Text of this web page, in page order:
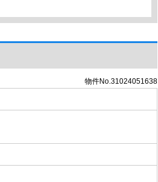
物件No.31024051638